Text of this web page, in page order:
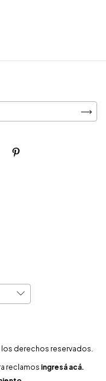
derechos reservados.
reclamos ingresá acá.